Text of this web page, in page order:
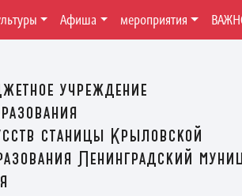
учреждение
станицы Крыловской
Ленинградский
Афиша мероприятия